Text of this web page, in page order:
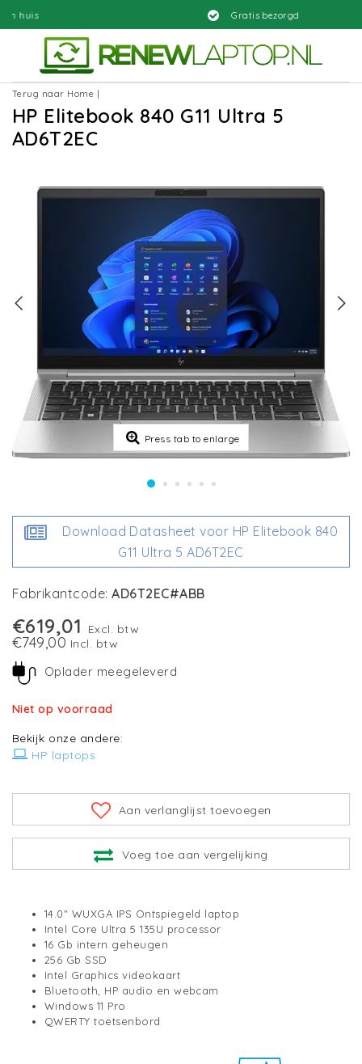
Gratis bezorgd
Terug naar Home
HP Elitebook 840 G11 Ultra 5
AD6T2EC
Press tab to enlarge
Download Datasheet voor HP Elitebook 840
G11 Ultra 5 AD6T2EC
Fabrikantcode:AD6T2EC#ABB
€619,01 Excl. btw
€749,00 Incl. btw
Oplader meegeleverd
Niet op voorraad
Bekijk onze andere:
HP laptops
Aan verlanglijst toevoegen
Voeg toe aan vergelijking
14.0" WUXGA IPS Ontspiegeld laptop
Intel Core Ultra 5 135U processor
16 Gb intern geheugen
256 Gb SSD
Intel Graphics videokaart
Bluetooth, HP audio en webcam
Windows 11 Pro
QWERTY toetsenbord